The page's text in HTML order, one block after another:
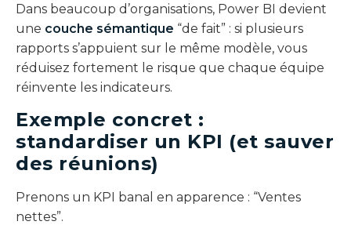
Dans beaucoup d’organisations, Power BI devient
une couche sémantique “de fait” : si plusieurs
rapports s’appuient sur le même modèle, vous
réduisez fortement le risque que chaque équipe
réinvente les indicateurs.
Exemple concret :
standardiser un KPI (et sauver
des réunions)
Prenons un KPI banal en apparence : “Ventes
nettes”.